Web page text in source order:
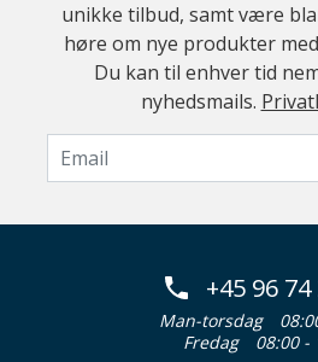
unikke tilbud, samt være
høre om nye produkter
Du kan til enhver tid
nyhedsmails.
+45 96 74
Man-torsdag
Fredag
08:00 -